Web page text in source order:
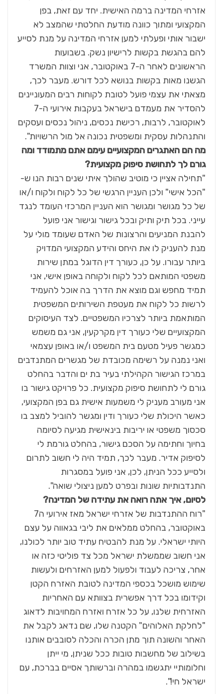
אזרחי המדינה ברמה האישית. יחד עם זאת, בפן
המקצועי ומתוך כוונה מודעת החלטתי שהמצב לא
ישבור אותי ופעלתי למען אזרחי המדינה על מנת לסייע
להם בהגשת בקשות לרישיון נשק. בשבועות
הראשונים לאחר ה-7 באוקטובר, אני וצוות המשרד
הגשנו מאות בקשות בנושא לכל דורש. מעבר לכך,
מצאתי את עצמי פועל לטובת לקוחות רבים המעוניינים
להסדיר את מעמדם בישראל בעקבות אירועי ה-7
לאוקטובר, לרבות, רכישת נכסים, ניהול נכסים ועסקים
והתנהלות עסקית ומשפטית נכונה אל מול הרשויות".
מה הם האתגרים המקצועיים עימם אתם מתמודד ומה
גורם לך לתחושת סיפוק מקצועית?
"תחילה אציין כי מוטיב שהולך איתי שנים רבות הנו ש-
"הכל אישי" ולכן העניין הרגשי של כל לקוח ולקוח ו/או
של כל מגושר ומגושר הוא העניין המרכזי העומד לנגד
עייני. בכל תיק ותיק ובכל גישור וגישור אני פועל
להבנת המניעים והרצונות של האדם שעומד מולי על
מנת להעניק לו את היחס והידע המקצועי המדויק
ביותר עבורו. על כן, כעורך דין הדוגל במתן שירות
משפטי המותאם לכל לקוח ולקוחה באופן אישי, אני
תמיד מחפש וגם מוצא את הדרך בה אוכל להעמיד
לרשות כל לקוח את מעטפת השירותים המשפטית
המותאמת ביותר לצרכיו המשפטיים. לצד העיסוקים
המקצועיים שלי כעורך דין מקרקעין, אני גם משמש
כמגשר פעיל מטעם בית המשפט ו/או באופן עצמאי
ואני נמנה על רשימה מכובדת של מגשרים המתנדבים
במרכז הגישור הקהילתי בעיר בת ים והדבר בהחלט
גורם לי לתחושת סיפוק מקצועית. כל פרויקט גישור בו
אני מעורב מעניק לי משמעות אישית גם בפן המקצועי,
כאשר היכולת שלי כעורך ודין ומגשר להוביל למצב בו
סכסוך משפטי או יריבות בינאישית מגיעה לסיומה
בחיוך וחתימה על הסכם גישור, בהחלט גורמת לי
לסיפוק אדיר. מעבר לכך, תמיד היה לי חשוב לתרום
ולסייע ככל הניתן, לכן, אני פועל במסגרות
התנדבותיות שונות ובפרט למען ניצולי שואה".
לסיום, איך אתה רואה את עתידה של המדינה?
"רוח ההתנדבות של אזרחי ישראל מאז אירועי ה7
באוקטובר, בהחלט ממלאים את ליבי בגאווה על עצם
היותי ישראלי. על מנת להבטיח עתיד טוב יותר לכולנו,
אני חשוב שממשלת ישראל מכל צד פוליטי כזה או
אחר, צריכה לעבוד ולפעול למען האזרחים ולעשות
שימוש מושכל בכספי המדינה לטובת האזרח הקטן
וקידומו בכל דרך אפשרית בצוותא עם האחריות
האזרחית שלנו, על כל אזרח ואזרח המחויבות לדאוג
"לחלקת האלוהים" הקטנה שלו, שם נדאג לקבל את
האחר והשונה תוך מתן הכרה והכלה לסובבים אותנו
בשילוב של מחשבות טובות ככל שניתן, מי ייתן
וחלומותיי יתגשמו במהרה וברשותך אסיים בברכת, עם
ישראל חי!".